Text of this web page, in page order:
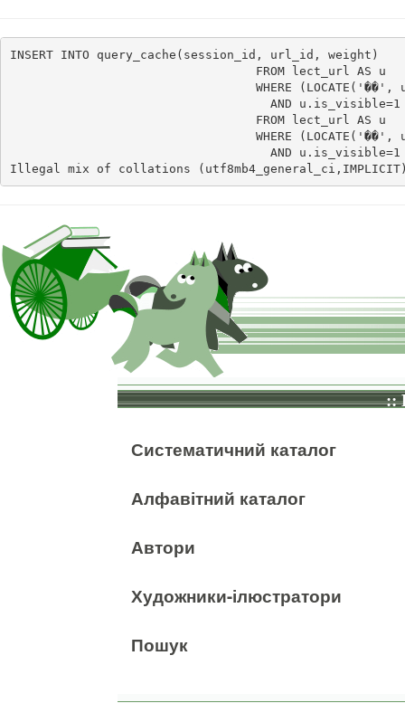
INSERT INTO query_cache(session_id, url_id, weight)
                                  FROM lect_url AS u
WHERE (LOCATE('��',
AND
                                  FROM lect_url AS u
WHERE (LOCATE('��',
AND
Illegal mix of collations
::
Систематичний каталог
Алфавітний каталог
Автори
Художники-ілюстратори
Пошук